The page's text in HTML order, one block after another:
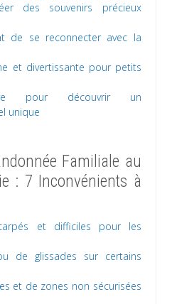
des souvenirs précieux
de se reconnecter avec la
et divertissante pour petits
pour découvrir un
unique
Familiale au
: 7 Inconvénients à
et difficiles pour les
de glissades sur certains
et de zones non sécurisées